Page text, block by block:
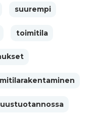
suurempi
toimitila
uustuotannossa